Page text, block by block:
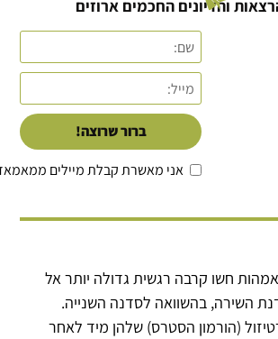
והדיונים החכמים ארוזים
אני מאשרת קבלת מיילים
ברור שרוצה!
חשו קרבה רגשית גדולה יותר אל
השירה, בהשוואה לסדנה השנייה.
(הורמון הסטרס) שלהן מיד לאחר